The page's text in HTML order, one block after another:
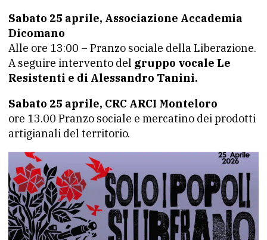
Sabato 25 aprile, Associazione Accademia
Dicomano
Alle ore 13:00 – Pranzo sociale della Liberazione.
A seguire intervento del gruppo vocale Le
Resistenti e di Alessandro Tanini.
Sabato 25 aprile, CRC ARCI Monteloro
ore 13.00 Pranzo sociale e mercatino dei prodotti
artigianali del territorio.